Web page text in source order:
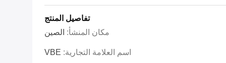
تفاصيل المنتج
مكان المنشأ: الصين
اسم العلامة التجارية: VBE